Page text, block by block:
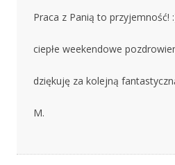
Praca z Panią to przyjemność!
ciepłe weekendowe
dziękuję za kolejną
M.